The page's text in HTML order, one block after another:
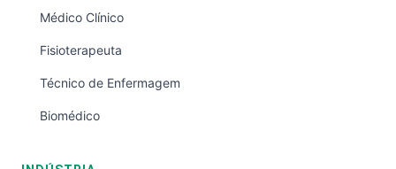
Médico Clínico
Fisioterapeuta
Técnico de Enfermagem
Biomédico